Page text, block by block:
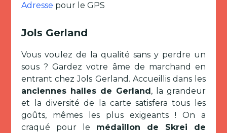
Adresse pour le GPS
Jols Gerland
Vous voulez de la qualité sans y perdre un
sous ? Gardez votre âme de marchand en
entrant chez Jols Gerland. Accueillis dans les
anciennes halles de Gerland, la grandeur
et la diversité de la carte satisfera tous les
goûts, mêmes les plus exigeants ! On a
craqué pour le médaillon de Skrei de